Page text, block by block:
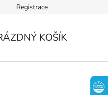
Registrace
KOŠÍK